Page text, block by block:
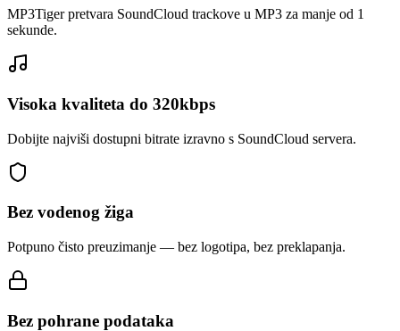
MP3Tiger pretvara SoundCloud trackove u MP3 za manje od 1
sekunde.
Visoka kvaliteta do 320kbps
Dobijte najviši dostupni bitrate izravno s SoundCloud servera.
Bez vodenog žiga
Potpuno čisto preuzimanje — bez logotipa, bez preklapanja.
Bez pohrane podataka